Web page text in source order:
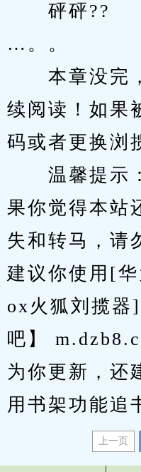
砰砰??
…。。
本章没完
续阅读！如果
码或者更换浏
温馨提示：
果你觉得本站
失和转马，请
建议你使用[
ox火狐刘揽器
吧】
为你更新，还
用书架功能追
上一页